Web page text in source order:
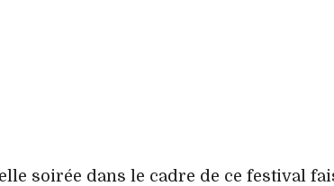
soirée dans le cadre de ce festival